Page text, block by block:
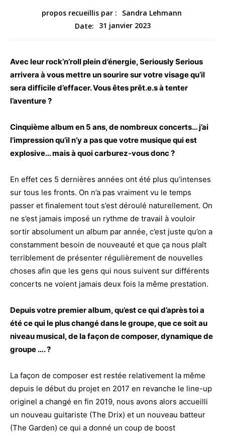
propos recueillis par :
Sandra Lehmann
Date:
31 janvier 2023
Avec leur rock’n’roll plein d’énergie, Seriously Serious
arrivera à vous mettre un sourire sur votre visage qu’il
sera difficile d’effacer. Vous êtes prêt.e.s à tenter
l’aventure ?
Cinquième album en 5 ans, de nombreux concerts… j’ai
l’impression qu’il n’y a pas que votre musique qui est
explosive… mais à quoi carburez-vous donc ?
En effet ces 5 dernières années ont été plus qu’intenses
sur tous les fronts. On n’a pas vraiment vu le temps
passer et finalement tout s’est déroulé naturellement. On
ne s’est jamais imposé un rythme de travail à vouloir
sortir absolument un album par année, c’est juste qu’on a
constamment besoin de nouveauté et que ça nous plaît
terriblement de présenter régulièrement de nouvelles
choses afin que les gens qui nous suivent sur différents
concerts ne voient jamais deux fois la même prestation.
Depuis votre premier album, qu’est ce qui d’après toi a
été ce qui le plus changé dans le groupe, que ce soit au
niveau musical, de la façon de composer, dynamique de
groupe …. ?
La façon de composer est restée relativement la même
depuis le début du projet en 2017 en revanche le line-up
originel a changé en fin 2019, nous avons alors accueilli
un nouveau guitariste (The Drix) et un nouveau batteur
(The Garden) ce qui a donné un coup de boost